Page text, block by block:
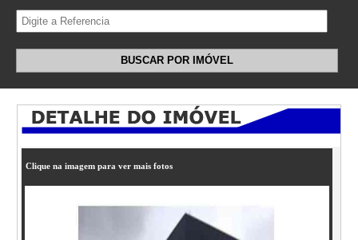
BUSCAR POR IMÓVEL
Clique na imagem para ver mais fotos